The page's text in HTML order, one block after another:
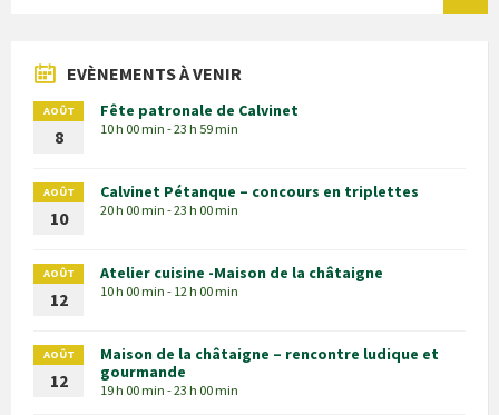
EVÈNEMENTS À VENIR
AOÛT
8
Fête patronale de Calvinet
10 h 00 min - 23 h 59 min
AOÛT
10
Calvinet Pétanque – concours en triplettes
20 h 00 min - 23 h 00 min
AOÛT
12
Atelier cuisine -Maison de la châtaigne
10 h 00 min - 12 h 00 min
AOÛT
12
Maison de la châtaigne – rencontre ludique et
gourmande
19 h 00 min - 23 h 00 min